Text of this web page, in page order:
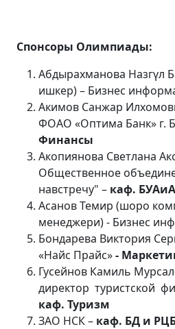
Спонсоры Олимпиады:
Абдырахманова Назгүл
ишкер) – Бизнес
Акимов Санжар
ФОАО «Оптима Банк» г.
Финансы
Акопиянова Светлана
Общественное
навстречу" – каф. БУАиА
Асанов Темир (шоро
менеджери) - Бизнес
Бондарева Виктория
«Найс Прайс»-
Гусейнов Камиль
директор туристской
каф. Туризм
ЗАО НСК – каф. БД и